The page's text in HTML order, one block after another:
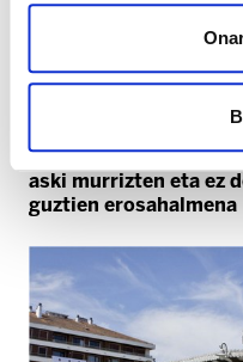
GIPUZKOAKO BIDAIARIEN
ELAk ez du
aski murrizten eta ez
guztien erosahalmena